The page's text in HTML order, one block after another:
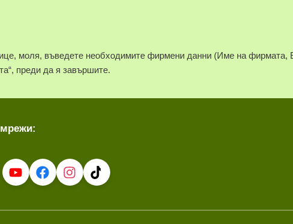
моля, въведете необходимите фирмени данни (Име на фирмата,
преди да я завършите.